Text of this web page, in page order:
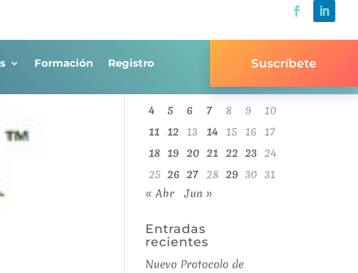
Formación
Registro
Suscríbete
L S
D
1
2
3
4
5 6 7 8 9
10
11 12 13 14 15 16 17
18 19 20 21 22 23 24
25 26 27 28 29 30 31
« Abr
Jun »
Entradas
recientes
Nuevo Protocolo de